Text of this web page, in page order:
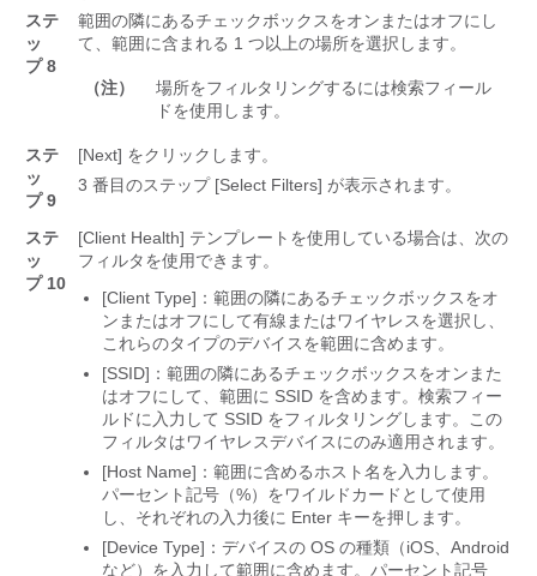
ステ
ッ
プ 8
範囲の隣にあるチェックボックスをオンまたはオフにし
て、範囲に含まれる 1 つ以上の場所を選択します。
（注）
場所をフィルタリングするには検索フィール
ドを使用します。
ステ
ッ
プ 9
[Next] をクリックします。
3 番目のステップ [Select Filters] が表示されます。
ステ
ッ
プ 10
[Client Health] テンプレートを使用している場合は、次の
フィルタを使用できます。
[Client Type]：範囲の隣にあるチェックボックスをオ
ンまたはオフにして有線またはワイヤレスを選択し、
これらのタイプのデバイスを範囲に含めます。
[SSID]：範囲の隣にあるチェックボックスをオンまた
はオフにして、範囲に SSID を含めます。 検索フィー
ルドに入力して SSID をフィルタリングします。この
フィルタはワイヤレスデバイスにのみ適用されます。
[Host Name]：範囲に含めるホスト名を入力します。
パーセント記号（%）をワイルドカードとして使用
し、それぞれの入力後に Enter キーを押します。
[Device Type]：デバイスの OS の種類（iOS、Android
など）を入力して範囲に含めます。 パーセント記号